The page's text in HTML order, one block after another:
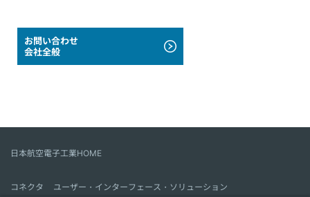
お問い合わせ
会社全般
日本航空電子工業HOME
コネクタ ユーザー・インターフェース・ソリューション